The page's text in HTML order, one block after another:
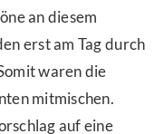
an diesem
erst am Tag durch
waren die
mitmischen.
auf eine